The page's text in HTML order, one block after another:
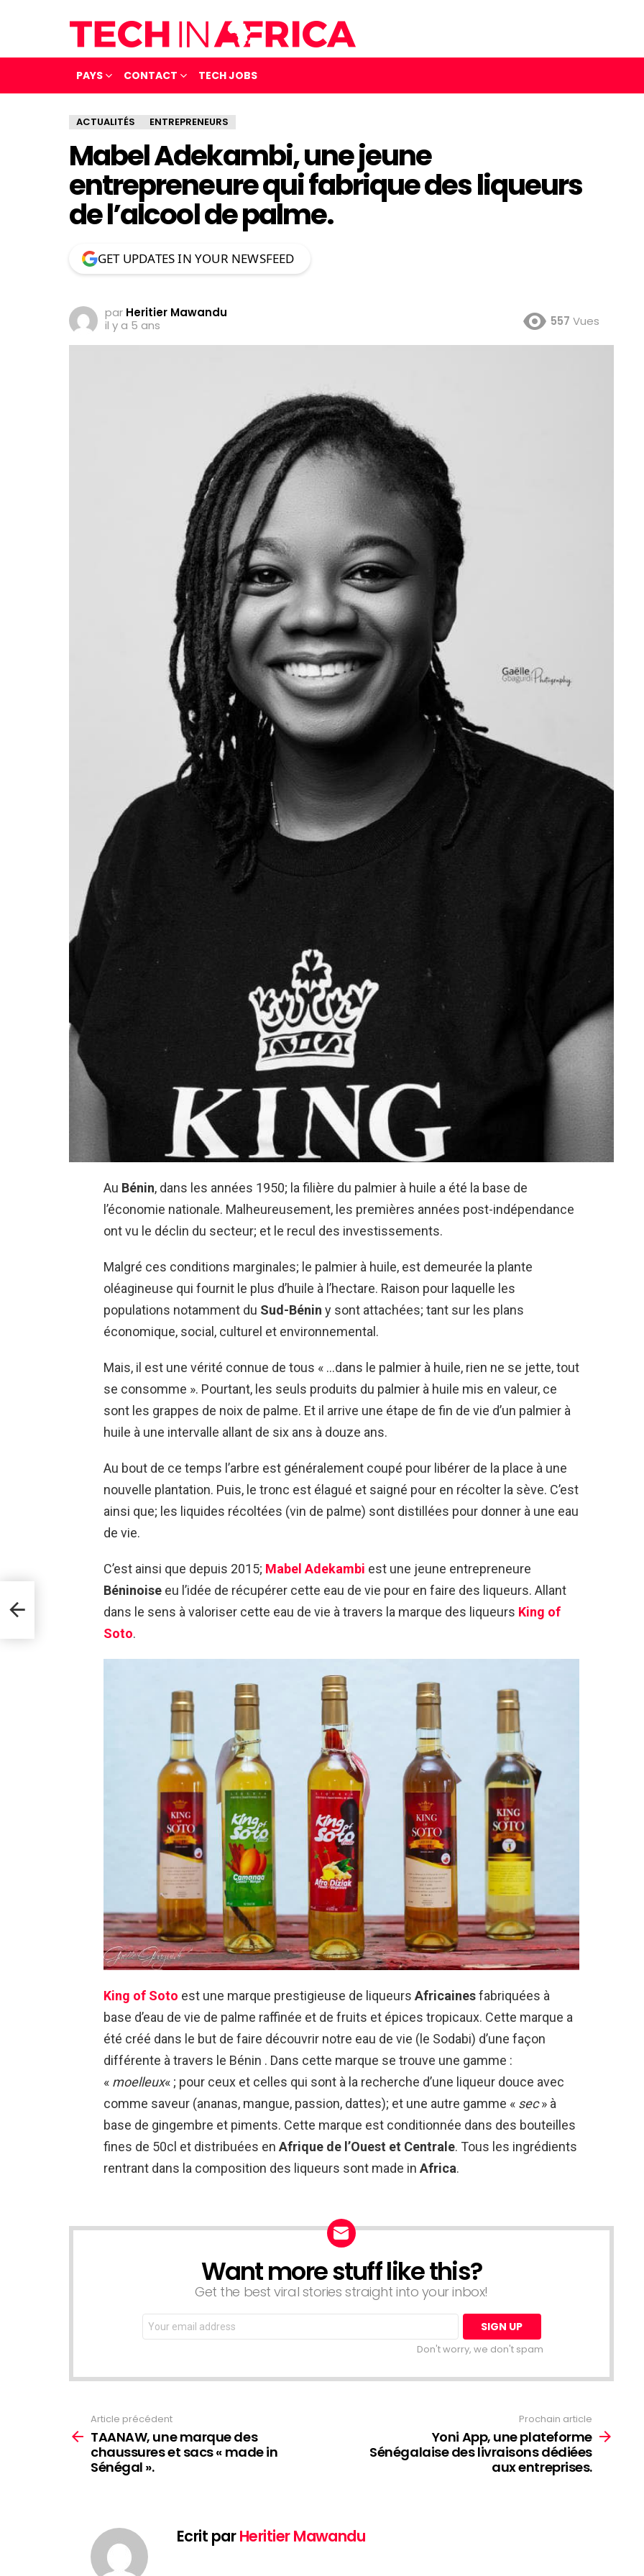
PAYS CONTACT TECH JOBS
ACTUALITÉS ENTREPRENEURS
Mabel Adekambi, une jeune
entrepreneure qui fabrique des liqueurs
de l’alcool de palme.
GET UPDATES IN YOUR NEWSFEED
par Heritier Mawandu
il y a 5 ans
557 Vues
Au Bénin, dans les années 1950; la filière du palmier à huile a été la base de
l’économie nationale. Malheureusement, les premières années post-indépendance
ont vu le déclin du secteur; et le recul des investissements.
Malgré ces conditions marginales; le palmier à huile, est demeurée la plante
oléagineuse qui fournit le plus d’huile à l’hectare. Raison pour laquelle les
populations notamment du Sud-Bénin y sont attachées; tant sur les plans
économique, social, culturel et environnemental.
Mais, il est une vérité connue de tous « …dans le palmier à huile, rien ne se jette, tout
se consomme ». Pourtant, les seuls produits du palmier à huile mis en valeur, ce
sont les grappes de noix de palme. Et il arrive une étape de fin de vie d’un palmier à
huile à une intervalle allant de six ans à douze ans.
Au bout de ce temps l’arbre est généralement coupé pour libérer de la place à une
nouvelle plantation. Puis, le tronc est élagué et saigné pour en récolter la sève. C’est
ainsi que; les liquides récoltées (vin de palme) sont distillées pour donner à une eau
de vie.
C’est ainsi que depuis 2015; Mabel Adekambi est une jeune entrepreneure
Béninoise eu l’idée de récupérer cette eau de vie pour en faire des liqueurs. Allant
dans le sens à valoriser cette eau de vie à travers la marque des liqueurs King of
Soto.
King of Soto est une marque prestigieuse de liqueurs Africainesfabriquées à
base d’eau de vie de palme raffinée et de fruits et épices tropicaux. Cette marque a
été créé dans le but de faire découvrir notre eau de vie (le Sodabi) d’une façon
différente à travers le Bénin . Dans cette marque se trouve une gamme :
« moelleux« ; pour ceux et celles qui sont à la recherche d’une liqueur douce avec
comme saveur (ananas, mangue, passion, dattes); et une autre gamme « sec» à
base de gingembre et piments. Cette marque est conditionnée dans des bouteilles
fines de 50cl et distribuées en Afrique de l’Ouest et Centrale. Tous les ingrédients
rentrant dans la composition des liqueurs sont made in Africa.
Want more stuff like this?
Get the best viral stories straight into your inbox!
Email
address:
Don't worry, we don't spam
plus
Article précédent
TAANAW, une marque des
chaussures et sacs « made in
Sénégal ».
Prochain article
Yoni App, une plateforme
Sénégalaise des livraisons dédiées
aux entreprises.
Ecrit parHeritier Mawandu